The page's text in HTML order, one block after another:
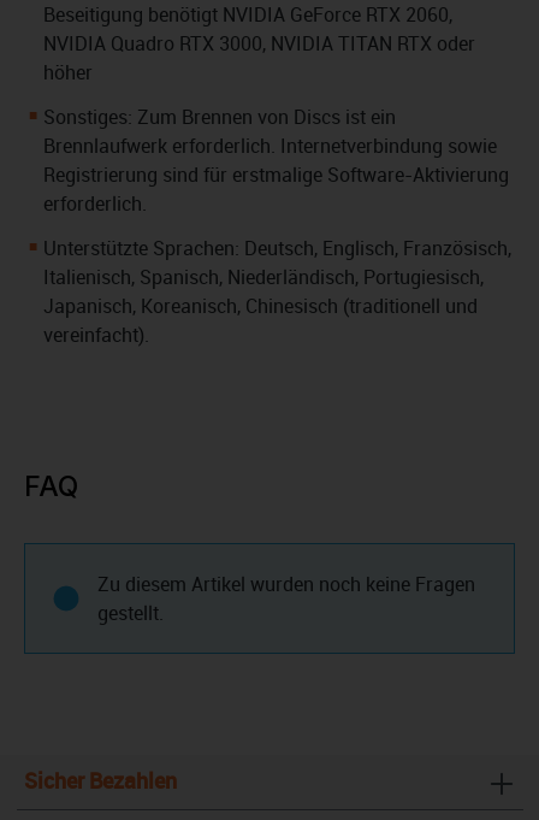
Beseitigung benötigt NVIDIA GeForce RTX 2060,
NVIDIA Quadro RTX 3000, NVIDIA TITAN RTX oder
höher
Sonstiges: Zum Brennen von Discs ist ein
Brennlaufwerk erforderlich. Internetverbindung sowie
Registrierung sind für erstmalige Software-Aktivierung
erforderlich.
Unterstützte Sprachen: Deutsch, Englisch, Französisch,
Italienisch, Spanisch, Niederländisch, Portugiesisch,
Japanisch, Koreanisch, Chinesisch (traditionell und
vereinfacht).
FAQ
Zu diesem Artikel wurden noch keine Fragen
gestellt.
Sicher Bezahlen